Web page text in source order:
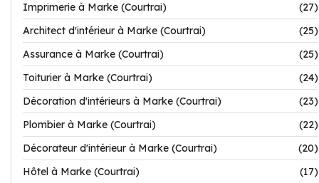
Imprimerie à Marke (Courtrai)
(27)
Architect d'intérieur à Marke (Courtrai)
(25)
Assurance à Marke (Courtrai)
(25)
Toiturier à Marke (Courtrai)
(24)
Décoration d'intérieurs à Marke (Courtrai)
(23)
Plombier à Marke (Courtrai)
(22)
Décorateur d'intérieur à Marke (Courtrai)
(20)
Hôtel à Marke (Courtrai)
(17)